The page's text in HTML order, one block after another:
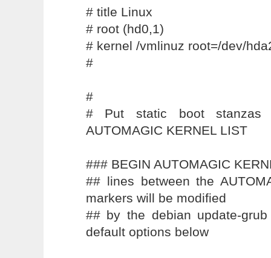
# title Linux
# root (hd0,1)
# kernel /vmlinuz root=/dev/
#
#
# Put static boot stanzas
AUTOMAGIC KERNEL LIST
### BEGIN AUTOMAGIC
## lines between the
markers will be modified
## by the debian update-
default options below